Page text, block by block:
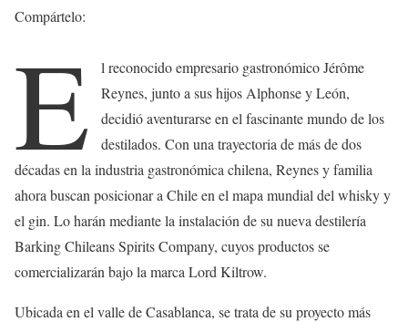
Compártelo:
E
l reconocido empresario gastronómico Jérôme
Reynes, junto a sus hijos Alphonse y León,
decidió aventurarse en el fascinante mundo de los
destilados. Con una trayectoria de más de dos
décadas en la industria gastronómica chilena, Reynes y familia
ahora buscan posicionar a Chile en el mapa mundial del whisky y
el gin. Lo harán mediante la instalación de su nueva destilería
Barking Chileans Spirits Company, cuyos productos se
comercializarán bajo la marca Lord Kiltrow.
Ubicada en el valle de Casablanca, se trata de su proyecto más